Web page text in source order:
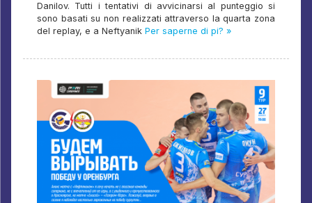
Danilov. Tutti i tentativi di avvicinarsi al punteggio si
sono basati su non realizzati attraverso la quarta zona
del replay, e a Neftyanik Per saperne di pi? »